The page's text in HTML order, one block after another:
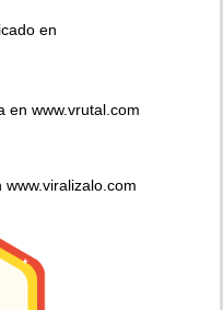
en
en www.vrutal.com